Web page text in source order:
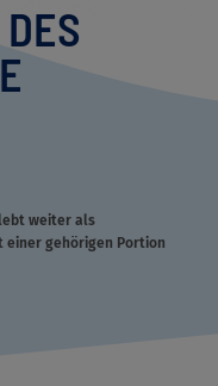
weiter als
einer gehörigen Portion